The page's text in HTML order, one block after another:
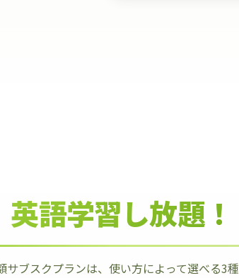
英語学習し放題！
サブスクプランは、使い方によって選べる3